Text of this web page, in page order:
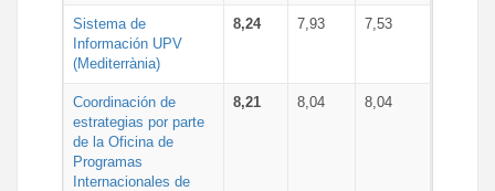
Sistema de
Información UPV
(Mediterrània)
8,24 7,93 7,53
Coordinación de
estrategias por parte
de la Oficina de
Programas
Internacionales de
8,21 8,04 8,04